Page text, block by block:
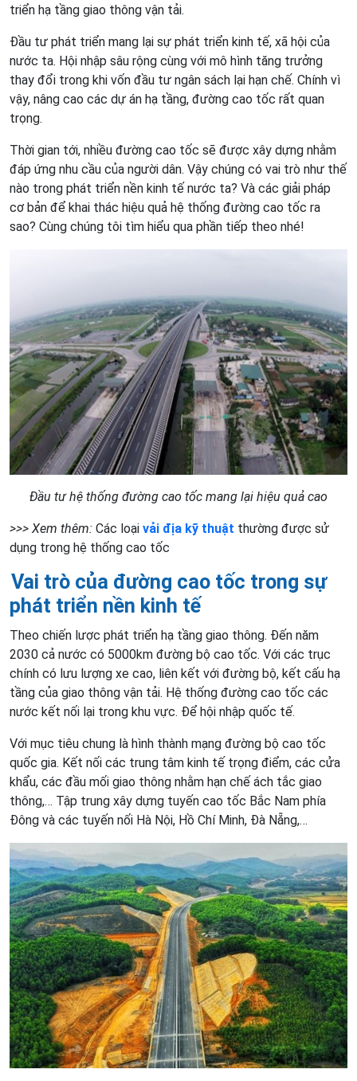
triển hạ tầng giao thông vận tải.
Đầu tư phát triển mang lại sự phát triển kinh tế, xã hội của
nước ta. Hội nhập sâu rộng cùng với mô hình tăng trưởng
thay đổi trong khi vốn đầu tư ngân sách lại hạn chế. Chính vì
vậy, nâng cao các dự án hạ tầng, đường cao tốc rất quan
trọng.
Thời gian tới, nhiều đường cao tốc sẽ được xây dựng nhằm
đáp ứng nhu cầu của người dân. Vậy chúng có vai trò như thế
nào trong phát triển nền kinh tế nước ta? Và các giải pháp
cơ bản để khai thác hiệu quả hệ thống đường cao tốc ra
sao? Cùng chúng tôi tìm hiểu qua phần tiếp theo nhé!
Đầu tư hệ thống đường cao tốc mang lại hiệu quả cao
>>> Xem thêm: Các loại vải địa kỹ thuật thường được sử
dụng trong hệ thống cao tốc
Vai trò của đường cao tốc trong sự
phát triển nền kinh tế
Theo chiến lược phát triển hạ tầng giao thông. Đến năm
2030 cả nước có 5000km đường bộ cao tốc. Với các trục
chính có lưu lượng xe cao, liên kết với đường bộ, kết cấu hạ
tầng của giao thông vận tải. Hệ thống đường cao tốc các
nước kết nối lại trong khu vực. Để hội nhập quốc tế.
Với mục tiêu chung là hình thành mạng đường bộ cao tốc
quốc gia. Kết nối các trung tâm kinh tế trọng điểm, các cửa
khẩu, các đầu mối giao thông nhằm hạn chế ách tắc giao
thông,… Tập trung xây dựng tuyến cao tốc Bắc Nam phía
Đông và các tuyến nối Hà Nội, Hồ Chí Minh, Đà Nẵng,…